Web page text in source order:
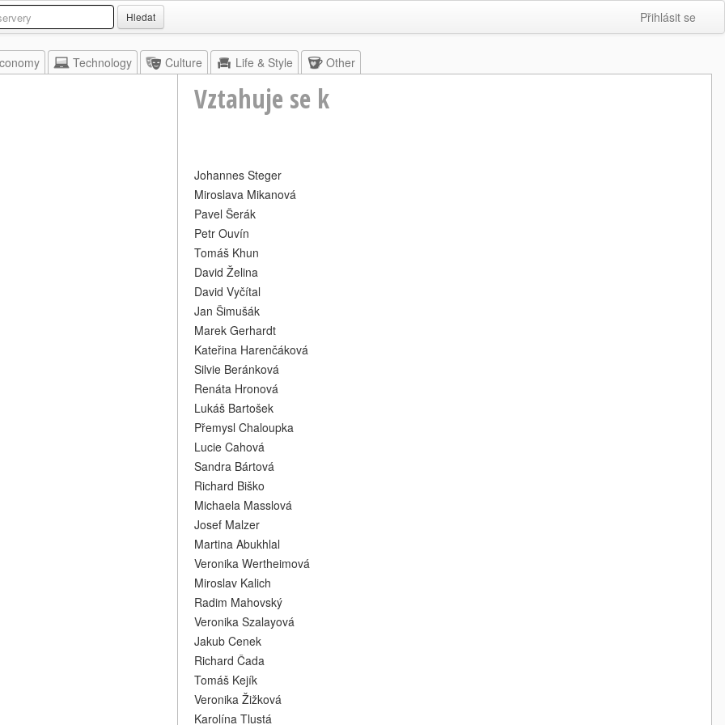
Hledat Přihlásit se
Technology Culture Life & Style Other
Vztahuje se k
Johannes Steger
Miroslava Mikanová
Pavel Šerák
Petr Ouvín
Tomáš Khun
David Želina
David Vyčítal
Jan Šimušák
Marek Gerhardt
Kateřina Harenčáková
Silvie Beránková
Renáta Hronová
Lukáš Bartošek
Přemysl Chaloupka
Lucie Cahová
Sandra Bártová
Richard Biško
Michaela Masslová
Josef Malzer
Martina Abukhlal
Veronika Wertheimová
Miroslav Kalich
Radim Mahovský
Veronika Szalayová
Jakub Cenek
Richard Čada
Tomáš Kejík
Veronika Žižková
Karolína Tlustá